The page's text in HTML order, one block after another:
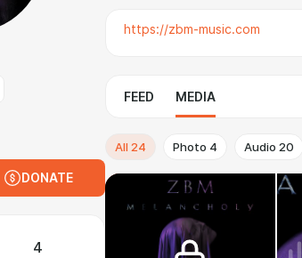
DONATE
4
https://zbm-music.com
FEED MEDIA
All 24 Photo 4 Audio 20